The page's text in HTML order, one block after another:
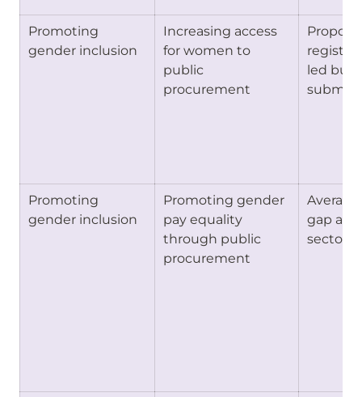
Promoting
gender inclusion
Increasing access
for women to
public
procurement
led
Promoting
gender inclusion
Promoting gender
pay equality
through public
procurement
gap
sector